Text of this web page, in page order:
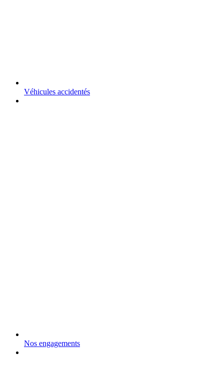
Véhicules accidentés
Nos engagements